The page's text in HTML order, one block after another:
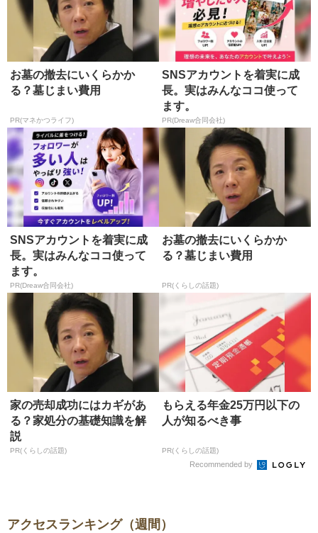
お墓の撤去にいくらかか
る？墓じまい費用
PR(マネかつライフ)
SNSアカウントを着実に成
長。実はみんなココ使って
ます。
PR(Dreaw合同会社)
SNSアカウントを着実に成
長。実はみんなココ使って
ます。
PR(Dreaw合同会社)
お墓の撤去にいくらかか
る？墓じまい費用
PR(くらしの話題)
家の売却成功にはカギがあ
る？家処分の基礎知識を解
説
PR(くらしの話題)
もらえる年金25万円以下の
人が知るべき事
PR(くらしの話題)
Recommended by
アクセスランキング（週間）